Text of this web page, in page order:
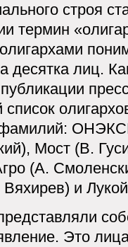
строя
термин
десятка лиц.
Мост (В.
(А.
и
Это